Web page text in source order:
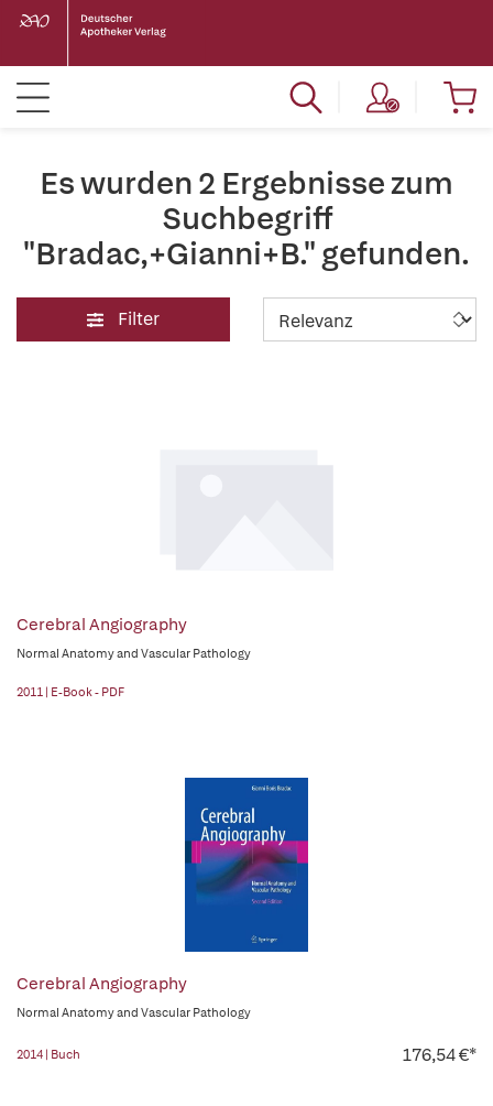
Es wurden 2 Ergebnisse zum
Suchbegriff
"Bradac,+Gianni+B." gefunden.
Filter
Cerebral Angiography
Normal Anatomy and Vascular Pathology
2011 | E-Book - PDF
Cerebral Angiography
Normal Anatomy and Vascular Pathology
2014 | Buch 176,54 €*